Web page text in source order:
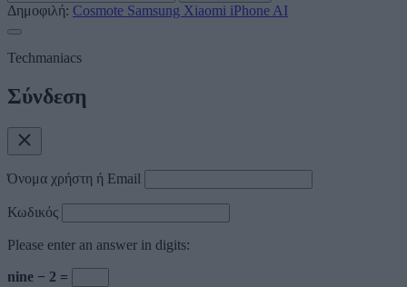
Δημοφιλή: Cosmote Samsung Xiaomi iPhone AI
Techmaniacs
Σύνδεση
Όνομα χρήστη ή Email
Κωδικός
Please enter an answer in digits:
nine − 2 =